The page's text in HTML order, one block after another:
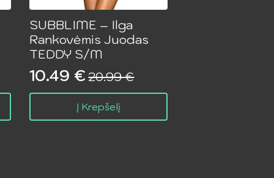
SUBBLIME – Ilga
Rankovėmis Juodas
TEDDY S/M
20.99€
Original
price
was:
10.49 €
Current
price
is:
Į Krepšelį